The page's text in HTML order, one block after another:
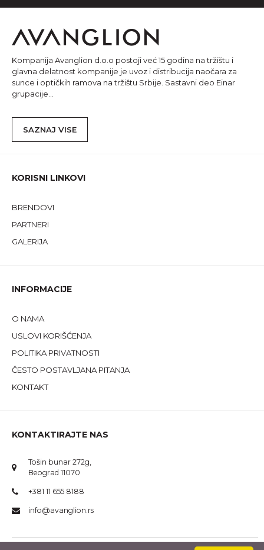
Kompanija Avanglion d.o.o postoji već 15 godina na tržištu i
glavna delatnost kompanije je uvoz i distribucija naočara za
sunce i optičkih ramova na tržištu Srbije. Sastavni deo Einar
grupacije...
SAZNAJ VISE
KORISNI LINKOVI
BRENDOVI
PARTNERI
GALERIJA
INFORMACIJE
O NAMA
USLOVI KORIŠĆENJA
POLITIKA PRIVATNOSTI
ČESTO POSTAVLJANA PITANJA
KONTAKT
KONTAKTIRAJTE NAS
Tošin bunar 272g,
Beograd 11070
+381 11 655 8188
info@avanglion.rs